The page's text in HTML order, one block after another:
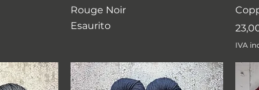
Rouge Noir
Esaurito
IVA